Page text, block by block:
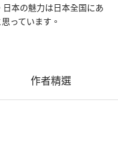
本の魅力は日本全国にあ
っています。
作者精選